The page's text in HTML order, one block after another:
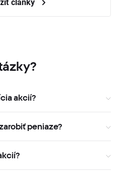
akcií?
peniaze?